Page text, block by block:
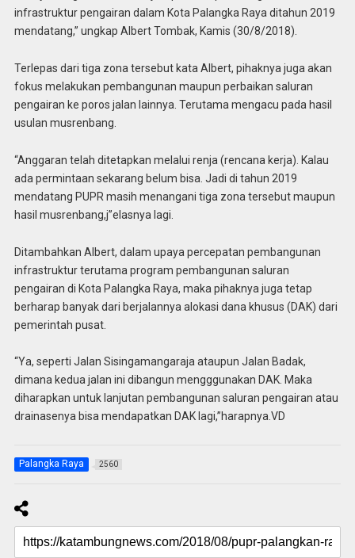
infrastruktur pengairan dalam Kota Palangka Raya ditahun 2019
mendatang,” ungkap Albert Tombak, Kamis (30/8/2018).
Terlepas dari tiga zona tersebut kata Albert, pihaknya juga akan
fokus melakukan pembangunan maupun perbaikan saluran
pengairan ke poros jalan lainnya. Terutama mengacu pada hasil
usulan musrenbang.
“Anggaran telah ditetapkan melalui renja (rencana kerja). Kalau
ada permintaan sekarang belum bisa. Jadi di tahun 2019
mendatang PUPR masih menangani tiga zona tersebut maupun
hasil musrenbang,j”elasnya lagi.
Ditambahkan Albert, dalam upaya percepatan pembangunan
infrastruktur terutama program pembangunan saluran
pengairan di Kota Palangka Raya, maka pihaknya juga tetap
berharap banyak dari berjalannya alokasi dana khusus (DAK) dari
pemerintah pusat.
“Ya, seperti Jalan Sisingamangaraja ataupun Jalan Badak,
dimana kedua jalan ini dibangun mengggunakan DAK. Maka
diharapkan untuk lanjutan pembangunan saluran pengairan atau
drainasenya bisa mendapatkan DAK lagi,”harapnya.VD
Palangka Raya 2560